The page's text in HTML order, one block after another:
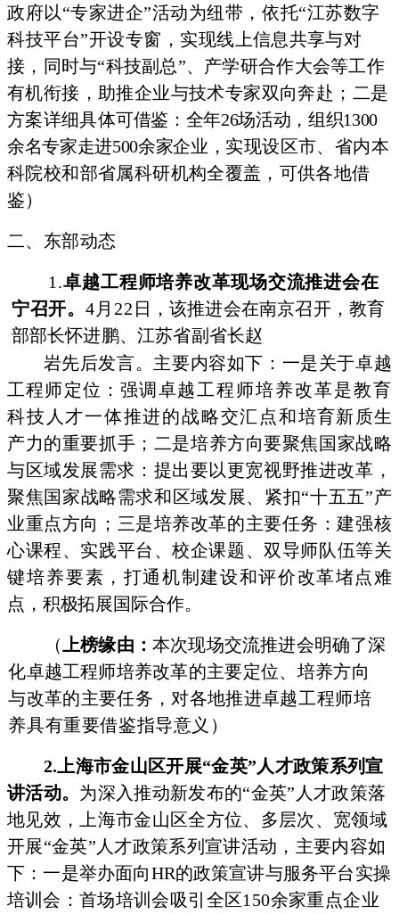
政府以“专家进企”活动为纽带，依托“江苏数字
科技平台”开设专窗，实现线 上信息共享与对
接，同时与“科技副总”、产学研合作大会等工作
有机衔接，助推企业与技术专家双向奔赴； 二是
方案详细具体可借鉴：全年26场活动，组织1300
余名专家走进500余家企业， 实现设区市、省内本
科院校和部省属科研机构全覆盖，可供各地借
鉴）
二、东部动态
1.卓越工程师培养改革现场交流推进会在
宁召开。4月22 日，该推进会在南京召开，教育
部部长怀进鹏、江苏省副省长赵
岩先后发言。主要内容如下：一是关于卓越
工程师定位：强调卓越工程师培养改革是教育
科技人才一体推进的战略交汇点和培育新质生
产力的重要抓手；二是培养方向要聚焦 国家战略
与区域发展需求：提出要以更宽视野推进改革，
聚焦国 家战略需求和区域发展、紧扣“十五五”产
业重点方向；三是培养改革的主要任务：建强核
心课程、实践平台、校企课题、双导师队伍等关
键培养要素，打通机制建设和评价改革堵点难
点，积极拓展国际合作。
（上榜缘由： 本次现场交流推进会明确了深
化卓越工程师培养改革的主要定位、培养方向
与改革的主要任务，对各地推进卓越工程师培
养具有重要借鉴指导意义）
2.上海市金山区开展“金英”人才政策系列宣
讲活动。 为深入推动新发布的“金英”人才政策落
地见效，上海市金山区全方位、多层次、宽领域
开展“金英”人才政策系列宣讲活动，主要内容如
下：一是举办面向HR的政策宣讲与服务平台实操
培训会： 首场培训会吸引全区150余家重点企业